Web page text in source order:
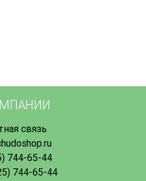
связь
744-65-44
744-65-44